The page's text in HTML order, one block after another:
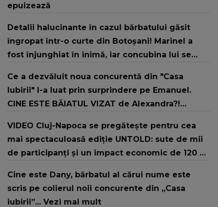
epuizează
Detalii halucinante în cazul bărbatului găsit
îngropat într-o curte din Botoșani! Marinel a
fost înjunghiat în inimă, iar concubina lui se
Ce a dezvăluit noua concurentă din "Casa
Iubirii" l-a luat prin surprindere pe Emanuel.
CINE ESTE BĂIATUL VIZAT de Alexandra?!
RECUNOSCUT IMEDIAT: "Am avut..."
VIDEO Cluj-Napoca se pregătește pentru cea
mai spectaculoasă ediție UNTOLD: sute de mii
de participanți și un impact economic de 120 de
Cine este Dany, bărbatul al cărui nume este
scris pe colierul noii concurente din „Casa
iubirii”... Vezi mai mult